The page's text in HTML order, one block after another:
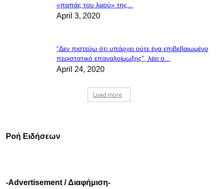
«παπάς του λαού» της...
April 3, 2020
“Δεν πιστεύω ότι υπάρχει ούτε ένα επιβεβαιωμένο
περιστατικό επαναλοίμωξης”, λέει ο...
April 24, 2020
Load more
Ροή Ειδήσεων
-Advertisement / Διαφήμιση-